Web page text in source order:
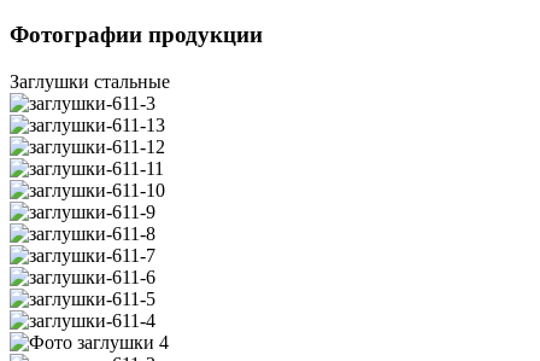
Фотографии продукции
Заглушки стальные